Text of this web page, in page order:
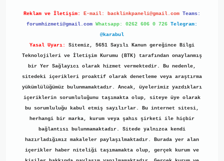
Reklam ve İletişim: E-mail: backlinkpaneli@gmail.com Teams:
forumhizmeti@gmail.com Whatsapp: 0262 606 0 726 Telegram:
@karabul
Yasal Uyarı:
Sitemiz, 5651 Sayılı Kanun gereğince Bilgi
Teknolojileri ve İletişim Kurumu (BTK) tarafından onaylanmış
bir Yer Sağlayıcı olarak hizmet vermektedir. Bu nedenle,
sitedeki içerikleri proaktif olarak denetleme veya araştırma
yükümlülüğümüz bulunmamaktadır. Ancak, üyelerimiz yazdıkları
içeriklerin sorumluluğunu taşımakta olup, siteye üye olarak
bu sorumluluğu kabul etmiş sayılırlar. Bu internet sitesi,
herhangi bir marka, kurum veya şahıs şirketi ile hiçbir
bağlantısı bulunmamaktadır. Sitede yalnızca kendi
hazırladığımız makaleler paylaşılmaktadır. Burada yer alan
içerikler haber niteliği taşımamakta olup, gerçek kurum ve